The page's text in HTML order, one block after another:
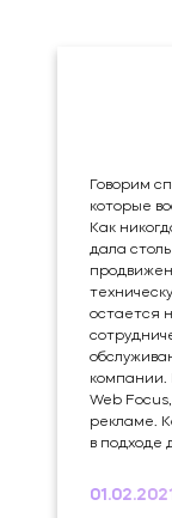
Говорим
которые
Как
дала
остается на уровне, несмотря на короткие сроки
обслуживания соответствуют
компании.
Web
рекламе. Как никогда, оперативность и ответственность
в подходе
01.02.2021